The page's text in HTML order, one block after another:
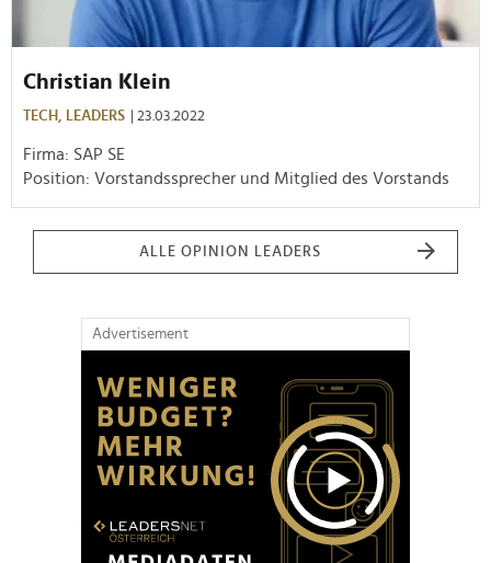
Christian Klein
TECH, LEADERS | 23.03.2022
Firma: SAP SE
Position: Vorstandssprecher und Mitglied des Vorstands
ALLE OPINION LEADERS
Advertisement